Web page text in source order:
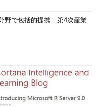
野で包括的提携 第4次産業